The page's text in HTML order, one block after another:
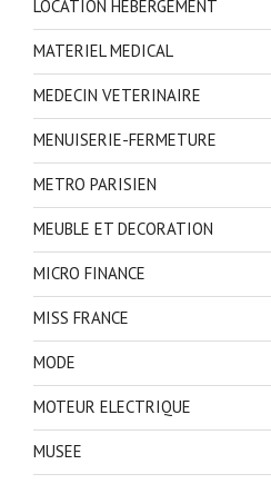
LOCATION HEBERGEMENT
MATERIEL MEDICAL
MEDECIN VETERINAIRE
MENUISERIE-FERMETURE
METRO PARISIEN
MEUBLE ET DECORATION
MICRO FINANCE
MISS FRANCE
MODE
MOTEUR ELECTRIQUE
MUSEE